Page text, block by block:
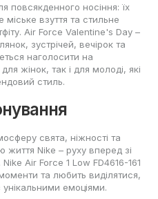
повсякденного носіння: їх
міське взуття та стильне
Air Force Valentine's Day –
зустрічей, вечірок та
наголосити на
жінок, так і для молоді, які
стиль.
свята, ніжності та
життя Nike – руху вперед зі
Air Force 1 Low FD4616-161
та любить виділятися,
емоціями.